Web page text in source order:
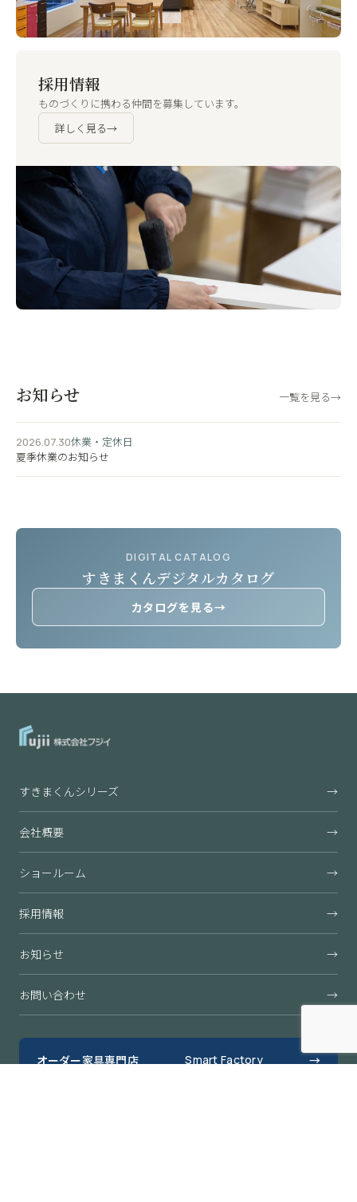
採用情報
ものづくりに携わる仲間を募集しています。
詳しく見る→
お知らせ 一覧を見る→
2026.07.30休業・定休日
夏季休業のお知らせ
DIGITAL CATALOG
すきまくんデジタルカタログ
カタログを見る→
すきまくんシリーズ →
会社概要 →
ショールーム →
採用情報 →
お知らせ →
お問い合わせ →
オーダー家具専門店 Smart Factory →